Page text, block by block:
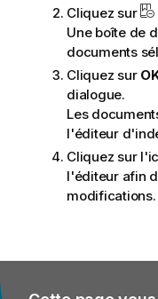
Cliquez sur
Une boîte de
documents
Cliquez sur
dialogue.
Les
l'éditeur
Cliquez sur
l'éditeur afin
modifications.